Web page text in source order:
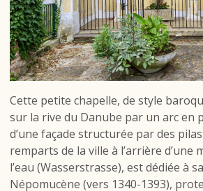
Cette petite chapelle, de style
sur la rive du Danube par un arc en
d’une façade structurée par des
remparts de la ville à l’arrière d’une
l’eau (Wasserstrasse), est dédiée à
Népomucène (vers 1340-1393),